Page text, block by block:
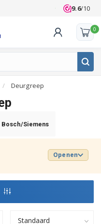
Klanten
9.6/10
0
/ Deurgreep
Bosch/Siemens
Openen